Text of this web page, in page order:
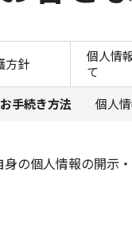
方針
個人情
て
手続き方法
個人
の個人情報の開示